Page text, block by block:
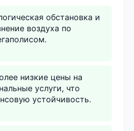
обстановка и
воздуха по
низкие цены на
услуги, что
устойчивость.